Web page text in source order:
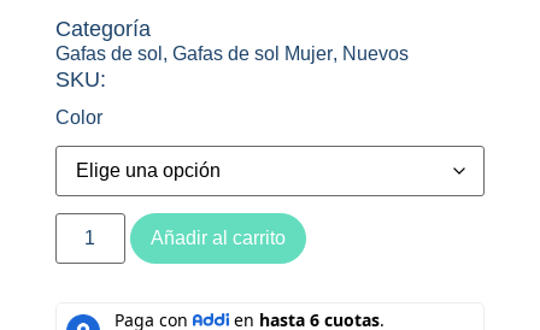
Categoría
Gafas de sol , Gafas de sol Mujer, Nuevos
SKU:
Color
Añadir al carrito